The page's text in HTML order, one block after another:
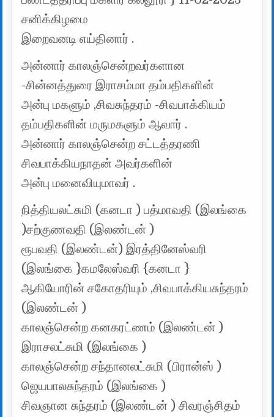
சனிக்கிழமை
இறைவனடி எய்தினார் .
அன்னார் காலஞ்சென்றவர்களான
-சின்னத்துரை இராசம்மா தம்பதிகளின்
அன்பு மகளும் ,சிவசுந்தரம் -சிவபாக்கியம்
தம்பதிகளின் மருமகளும் ஆவார் .
அன்னார் காலஞ்சென்ற சட்டத்தரணி
சிவபாக்கியநாதன் அவர்களின்
அன்பு மனைவியுமாவர் .
நித்தியலட்சுமி (கனடா ) பத்மாவதி (இலங்கை
)சற்குணவதி (இலண்டன் )
ரூபவதி (இலண்டன்) இரத்தினேஸ்வரி
(இலங்கை }கமலேஸ்வரி {கனடா }
ஆகியோரின் சகோதரியும் ,சிவபாக்கியசுந்தரம்
(இலண்டன் )
காலஞ்சென்ற கனகரட்ணம் (இலண்டன் )
இராசலட்சுமி (இலங்கை )
காலஞ்சென்ற சந்தானலட்சுமி (பிரான்ஸ் )
ஜெயபாலசுந்தரம் (இலங்கை )
சிவஞான சுந்தரம் (இலண்டன் ) சிவரஞ்சிதம்